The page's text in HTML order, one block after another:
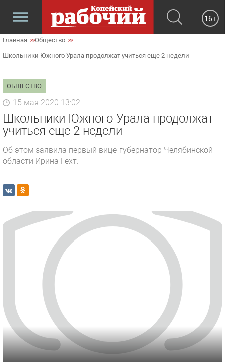
16+
Главная Общество
Школьники Южного Урала продолжат учиться еще 2 недели
ОБЩЕСТВО
15 мая 2020 13:02
Школьники Южного Урала продолжат
учиться еще 2 недели
Об этом заявила первый вице-губернатор Челябинской
области Ирина Гехт.